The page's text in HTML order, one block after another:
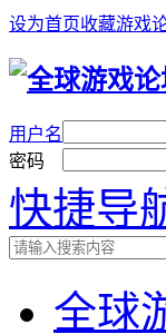
设为首页收藏游戏
用户名
密码
快捷导
全球